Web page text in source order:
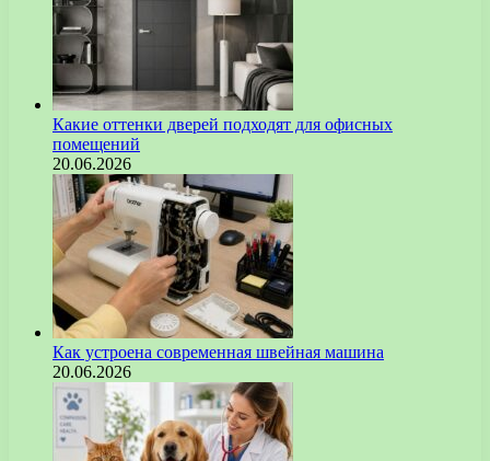
Какие оттенки дверей подходят для офисных
помещений
20.06.2026
Как устроена современная швейная машина
20.06.2026